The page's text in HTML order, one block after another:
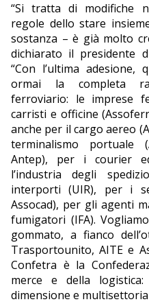
“Si tratta di modifiche
regole dello stare
sostanza – è già molto
dichiarato il presidente
“Con l’ultima adesione,
ormai la completa
ferroviario: le imprese
carristi e officine
anche per il cargo aereo
terminalismo portuale
Antep), per i courier
l’industria degli
interporti (UIR), per i
Assocad), per gli agenti
fumigatori (IFA).
gommato, a fianco
Trasportounito, AITE e
Confetra è la
merce e della
dimensione e